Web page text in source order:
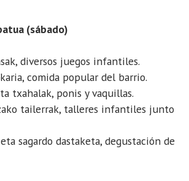
(sábado)
diversos juegos infantiles.
comida popular del barrio.
txahalak, ponis y vaquillas.
tailerrak, talleres infantiles junto
sagardo dastaketa, degustación de